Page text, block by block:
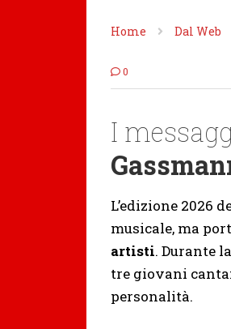
Home Dal Web
0
I
L’edizione 2026
musicale, ma
artisti. Durante
tre giovani
personalità.